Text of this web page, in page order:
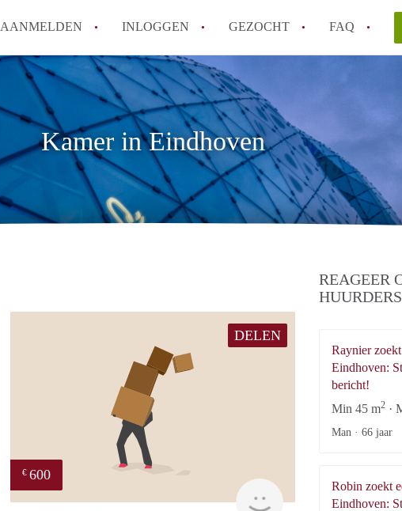
AANMELDEN INLOGGEN GEZOCHT FAQ
How to translate KamersEindhoven!
Wat is KamersEindhoven?
Hoeveel kost het om te reageren op een Kamer
Wat is de privacyverklaring van
Berekent KamersEindhoven
Alle veelgestelde vragen
Kamer in Eindhoven
DELEN
€ 600
REAGEER
HUURDERS
Raynier zoekt
Eindhoven:
bericht!
Min 45 m2 ·
Man · 66 jaar
Robin zoekt
Eindhoven: